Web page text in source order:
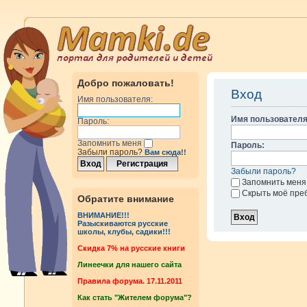
Добро пожаловать!
Имя пользователя:
Пароль:
Запомнить меня
Забыли пароль? Вам сюда!!
Обратите внимание
ВНИМАНИЕ!!!
Разыскиваются русские
школы, клубы, садики!!!
Cкидка 7% на русские книги
Линеечки для нашего сайта
Правила форума. 17.11.2011
Как стать "Жителем форума"?
Вход
Имя
Пароль:
Забыли пароль?
Запомнить меня
Скрыть моё